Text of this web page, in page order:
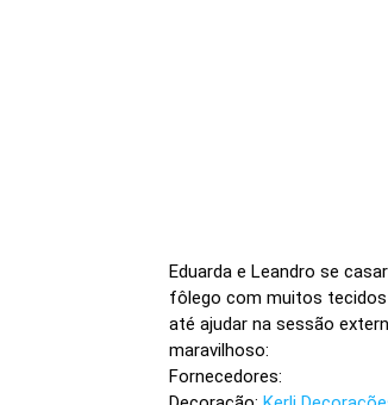
Eduarda e Leandro se
fôlego com muitos tecidos
até ajudar na sessão
maravilhoso:
Fornecedores: